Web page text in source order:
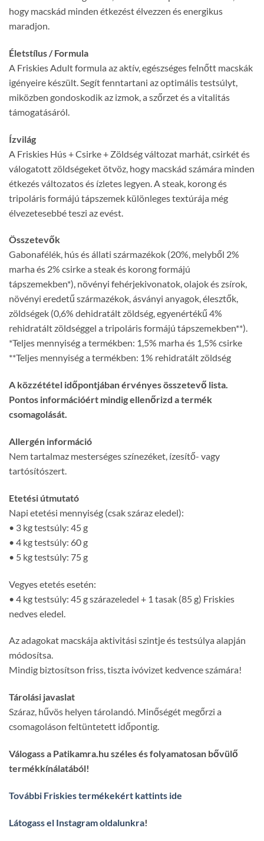
hogy macskád minden étkezést élvezzen és energikus
maradjon.
Életstílus / Formula
A Friskies Adult formula az aktív, egészséges felnőtt macskák
igényeire készült. Segít fenntartani az optimális testsúlyt,
miközben gondoskodik az izmok, a szőrzet és a vitalitás
támogatásáról.
Ízvilág
A Friskies Hús + Csirke + Zöldség változat marhát, csirkét és
válogatott zöldségeket ötvöz, hogy macskád számára minden
étkezés változatos és ízletes legyen. A steak, korong és
tripoláris formájú tápszemek különleges textúrája még
élvezetesebbé teszi az evést.
Összetevők
Gabonafélék, hús és állati származékok (20%, melyből 2%
marha és 2% csirke a steak és korong formájú
tápszemekben*), növényi fehérjekivonatok, olajok és zsírok,
növényi eredetű származékok, ásványi anyagok, élesztők,
zöldségek (0,6% dehidratált zöldség, egyenértékű 4%
rehidratált zöldséggel a tripoláris formájú tápszemekben**).
*Teljes mennyiség a termékben: 1,5% marha és 1,5% csirke
**Teljes mennyiség a termékben: 1% rehidratált zöldség
A közzététel időpontjában érvényes összetevő lista.
Pontos információért mindig ellenőrizd a termék
csomagolását.
Allergén információ
Nem tartalmaz mesterséges színezéket, ízesítő- vagy
tartósítószert.
Etetési útmutató
Napi etetési mennyiség (csak száraz eledel):
• 3 kg testsúly: 45 g
• 4 kg testsúly: 60 g
• 5 kg testsúly: 75 g
Vegyes etetés esetén:
• 4 kg testsúly: 45 g szárazeledel + 1 tasak (85 g) Friskies
nedves eledel.
Az adagokat macskája aktivitási szintje és testsúlya alapján
módosítsa.
Mindig biztosítson friss, tiszta ivóvizet kedvence számára!
Tárolási javaslat
Száraz, hűvös helyen tárolandó. Minőségét megőrzi a
csomagoláson feltüntetett időpontig.
Válogass a Patikamra.hu széles és folyamatosan bővülő
termékkínálatából!
További Friskies termékekért kattints ide
Látogass el Instagram oldalunkra!